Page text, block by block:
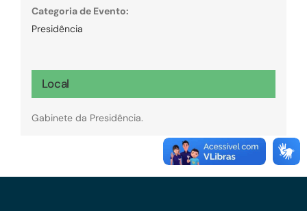
Categoria de Evento:
Presidência
Local
Gabinete da Presidência.